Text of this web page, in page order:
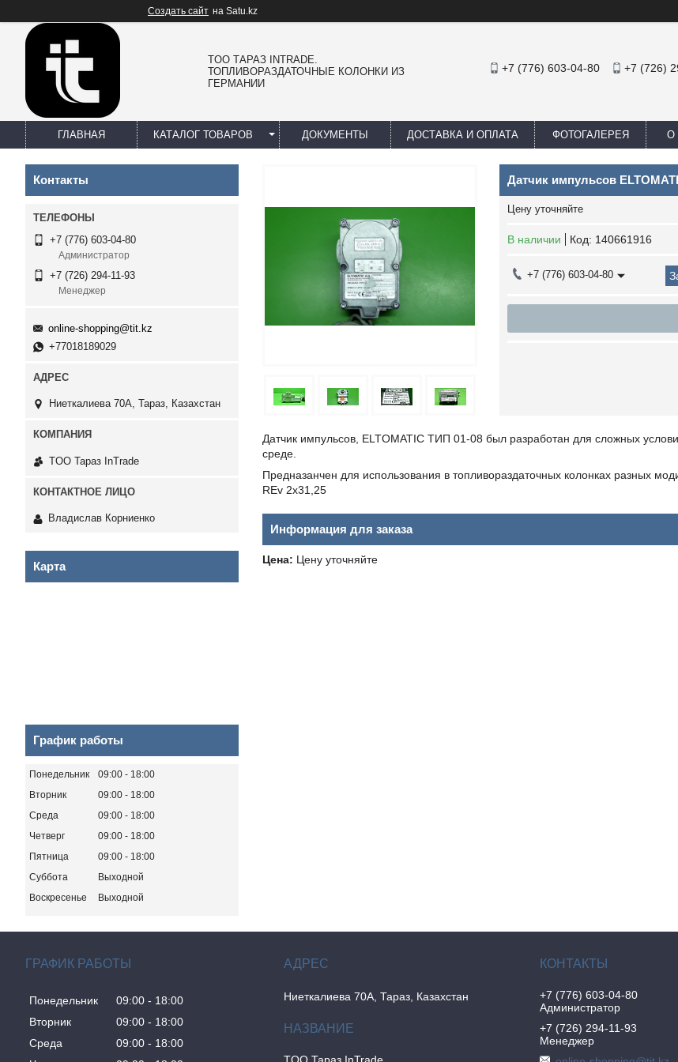
Создать сайт на Satu.kz
TOO ТАРАЗ INTRADE.
ТОПЛИВОРАЗДАТОЧНЫЕ КОЛОНКИ ИЗ
ГЕРМАНИИ
+7 (776) 603-04-80 +7 (726)
ГЛАВНАЯ КАТАЛОГ ТОВАРОВ ДОКУМЕНТЫ ДОСТАВКА И ОПЛАТА ФОТОГАЛЕРЕЯ О
Датчик импульсов
Цену уточняйте
В наличии Код: 140661916
+7 (776) 603-04-80
Датчик импульсов, ELTOMATIC ТИП 01-08 был разработан для сложных
среде.
Предназанчен для использования в топливораздаточных колонках разных
REv 2x31,25
Информация для заказа
Цена: Цену уточняйте
Контакты
+7 (776) 603-04-80
Администратор
+7 (726) 294-11-93
Менеджер
online-shopping@tit.kz
+77018189029
Ниеткалиева 70А, Тараз, Казахстан
TOO Тараз InTrade
Владислав Корниенко
Карта
График работы
Понедельник 09:00
18:00
Вторник
09:00
18:00
Среда
09:00
18:00
Четверг
09:00
18:00
Пятница
09:00
18:00
Суббота
Выходной
Воскресенье
Выходной
ГРАФИК РАБОТЫ
Понедельник 09:00
18:00
Вторник
09:00
18:00
Среда
09:00
18:00
Ниеткалиева 70А, Тараз, Казахстан
+7 (776) 603-04-80
Администратор
+7 (726) 294-11-93
Менеджер